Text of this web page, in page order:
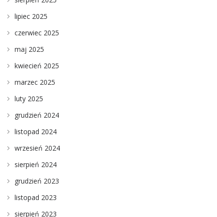
lipiec 2025
czerwiec 2025
maj 2025
kwiecień 2025
marzec 2025
luty 2025
grudzień 2024
listopad 2024
wrzesień 2024
sierpień 2024
grudzień 2023
listopad 2023
sierpień 2023